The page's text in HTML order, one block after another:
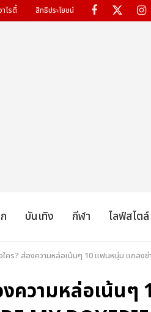
าไรตี้ สิทธิประโยชน์
บันเทิง กีฬา ไลฟ์สไตล์
คร? ส่องความหล่อเน้นๆ 10 แฟนหนุ่ม แถลงข่
ความหล่อเน้น